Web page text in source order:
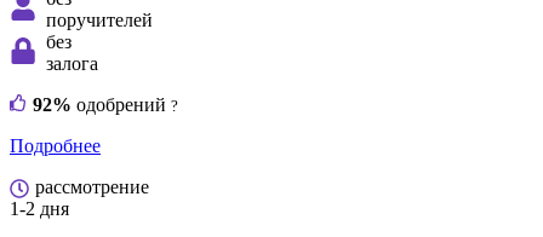
поручителей
без
залога
92% одобрений ?
Подробнее
рассмотрение
1-2 дня